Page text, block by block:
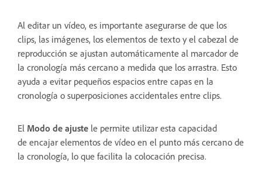
Al editar un vídeo, es importante asegurarse de que los
clips, las imágenes, los elementos de texto y el cabezal de
reproducción se ajustan automáticamente al marcador de
la cronología más cercano a medida que los arrastra. Esto
ayuda a evitar pequeños espacios entre capas en la
cronología o superposiciones accidentales entre clips.
El Modo de ajuste le permite utilizar esta capacidad
de encajar elementos de vídeo en el punto más cercano de
la cronología, lo que facilita la colocación precisa.